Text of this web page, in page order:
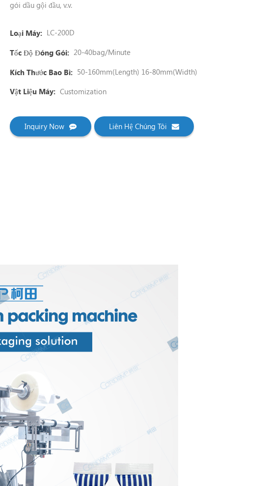
gói dầu gội đầu, v.v.
Loại Máy: LC-200D
Tốc Độ Đóng Gói: 20-40bag/Minute
Kích Thước Bao Bì: 50-160mm(length) 16-80mm(width)
Vật Liệu Máy: Customization
Inquiry Now Liên Hệ Chúng Tôi